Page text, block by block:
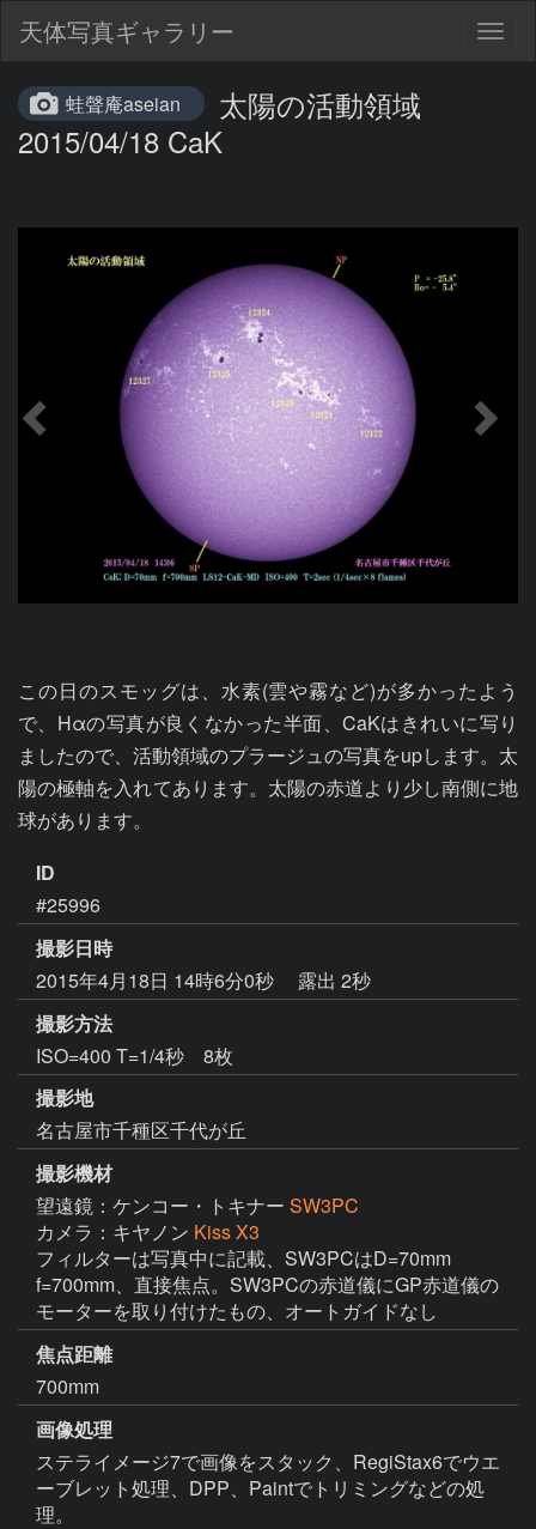
天体写真ギャラリー
蛙聲庵aseian
太陽の活動領域
2015/04/18 CaK
この日のスモッグは、水素(雲や霧など)が多かったよう
で、Hαの写真が良くなかった半面、CaKはきれいに写り
ましたので、活動領域のプラージュの写真をupします。太
陽の極軸を入れてあります。太陽の赤道より少し南側に地
球があります。
ID
#25996
撮影日時
2015年4月18日 14時6分0秒
露出 2秒
撮影方法
ISO=400 T=1/4秒 8枚
撮影地
名古屋市千種区千代が丘
撮影機材
望遠鏡：ケンコー・トキナー SW3PC
カメラ：キヤノン Kiss X3
フィルターは写真中に記載、SW3PCはD=70mm
f=700mm、直接焦点。SW3PCの赤道儀にGP赤道儀の
モーターを取り付けたもの、オートガイドなし
焦点距離
700mm
画像処理
ステライメージ7で画像をスタック、RegiStax6でウエ
ーブレット処理、DPP、Paintでトリミングなどの処
理。